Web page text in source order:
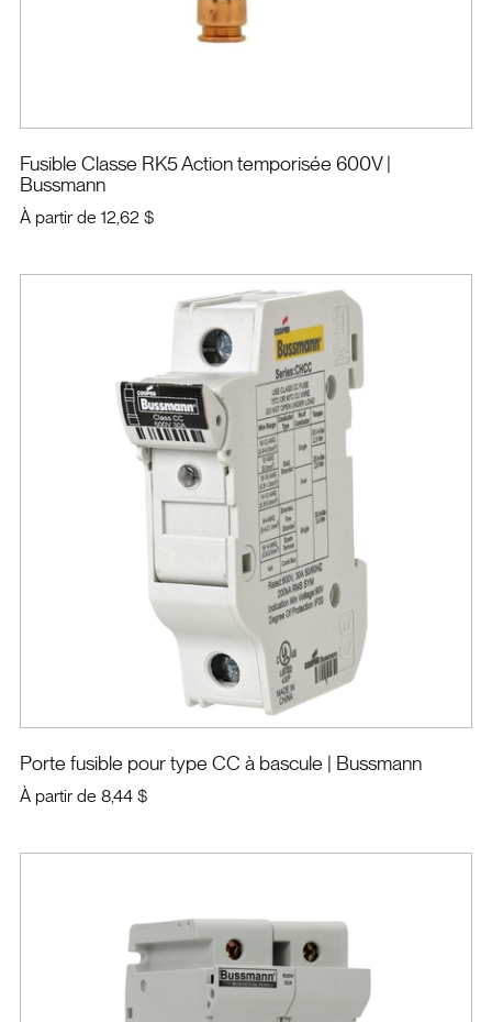
Fusible Classe RK5 Action temporisée 600V
Bussmann
À partir de 12,62 $
Porte fusible pour type CC à bascule | Bussmann
À partir de 8,44 $